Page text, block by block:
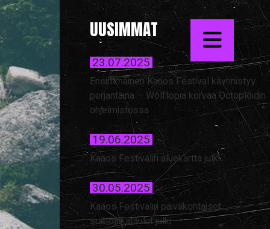
UUSIMMAT
23.07.2025
Ensimmäinen Kaaos Festival käynnistyy
perjantaina – Wolftopia korvaa Octoploidin
ohjelmistossa
19.06.2025
Kaaos Festivalin aluekartta julki
30.05.2025
Kaaos Festivalin päiväkohtaiset
soittoaikataulut julki